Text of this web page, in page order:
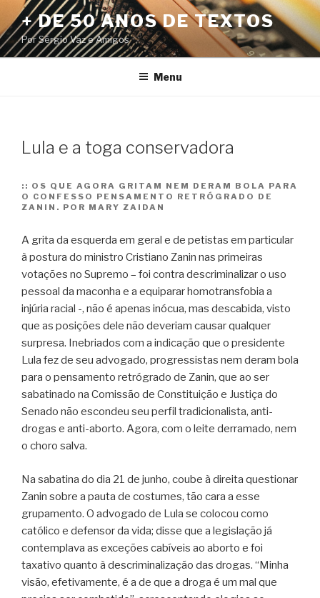
Pular
para
o
conteúdo
+ DE 50 ANOS DE TEXTOS
Por Sérgio Vaz e Amigos
Menu
Lula e a toga conservadora
:: OS QUE AGORA GRITAM NEM DERAM BOLA PARA
O CONFESSO PENSAMENTO RETRÓGRADO DE
ZANIN. POR MARY ZAIDAN
A grita da esquerda em geral e de petistas em particular
à postura do ministro Cristiano Zanin nas primeiras
votações no Supremo – foi contra descriminalizar o uso
pessoal da maconha e a equiparar homotransfobia a
injúria racial -, não é apenas inócua, mas descabida, visto
que as posições dele não deveriam causar qualquer
surpresa. Inebriados com a indicação que o presidente
Lula fez de seu advogado, progressistas nem deram bola
para o pensamento retrógrado de Zanin, que ao ser
sabatinado na Comissão de Constituição e Justiça do
Senado não escondeu seu perfil tradicionalista, anti-
drogas e anti-aborto. Agora, com o leite derramado, nem
o choro salva.
Na sabatina do dia 21 de junho, coube à direita questionar
Zanin sobre a pauta de costumes, tão cara a esse
grupamento. O advogado de Lula se colocou como
católico e defensor da vida; disse que a legislação já
contemplava as exceções cabíveis ao aborto e foi
taxativo quanto à descriminalização das drogas. “Minha
visão, efetivamente, é a de que a droga é um mal que